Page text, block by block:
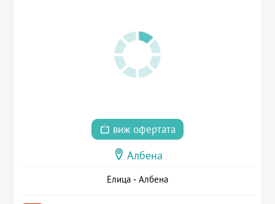
виж офертата
Албена
Елица - Албена